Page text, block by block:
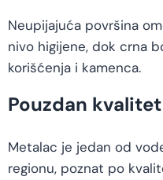
Neupijajuća površina
nivo higijene, dok crna
korišćenja i kamenca.
Pouzdan
Metalac je jedan od
regionu, poznat po